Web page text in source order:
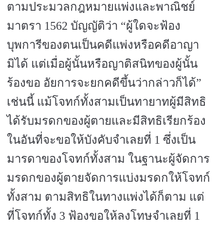
ตามประมวลกฎหมายแพ่งและพาณิชย์
มาตรา 1562 บัญญัติว่า “ผู้ใดจะฟ้อง
บุพการีของตนเป็นคดีแพ่งหรือคดีอาญา
มิได้ แต่เมื่อผู้นั้นหรือญาติสนิทของผู้นั้น
ร้องขอ อัยการจะยกคดีขึ้นว่ากล่าวก็ได้”
เช่นนี้ แม้โจทก์ทั้งสามเป็นทายาทผู้มีสิทธิ
ได้รับมรดกของผู้ตายและมีสิทธิเรียกร้อง
ในอันที่จะขอให้บังคับจำเลยที่ 1ซึ่งเป็น
มารดาของโจทก์ทั้งสาม ในฐานะผู้จัดการ
มรดกของผู้ตายจัดการแบ่งมรดกให้โจทก์
ทั้งสาม ตามสิทธิในทางแพ่งได้ก็ตาม แต่
ที่โจทก์ทั้ง 3 ฟ้องขอให้ลงโทษจำเลยที่ 1